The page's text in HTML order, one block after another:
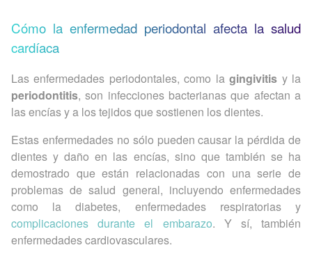
Cómo la enfermedad periodontal afecta la salud
cardíaca
Las enfermedades periodontales, como lagingivitis y la
periodontitis, son infecciones bacterianas que afectan a
las encías y a los tejidos que sostienen los dientes.
Estas enfermedades no sólo pueden causar la pérdida de
dientes y daño en las encías, sino que también se ha
demostrado que están relacionadas con una serie de
problemas de salud general, incluyendo enfermedades
como la diabetes, enfermedades respiratorias y
complicaciones durante el embarazo. Y sí, también
enfermedades cardiovasculares.